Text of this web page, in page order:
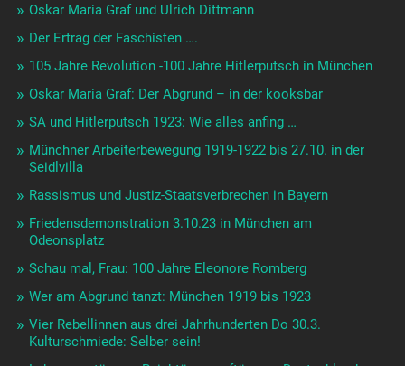
Oskar Maria Graf und Ulrich Dittmann
Der Ertrag der Faschisten ….
105 Jahre Revolution -100 Jahre Hitlerputsch in München
Oskar Maria Graf: Der Abgrund – in der kooksbar
SA und Hitlerputsch 1923: Wie alles anfing …
Münchner Arbeiterbewegung 1919-1922 bis 27.10. in der
Seidlvilla
Rassismus und Justiz-Staatsverbrechen in Bayern
Friedensdemonstration 3.10.23 in München am
Odeonsplatz
Schau mal, Frau: 100 Jahre Eleonore Romberg
Wer am Abgrund tanzt: München 1919 bis 1923
Vier Rebellinnen aus drei Jahrhunderten Do 30.3.
Kulturschmiede: Selber sein!